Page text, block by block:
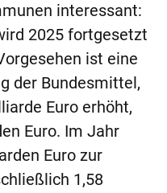
interessant:
2025 fortgesetzt
ist eine
der Bundesmittel,
Euro erhöht,
Euro. Im Jahr
Euro zur
1,58